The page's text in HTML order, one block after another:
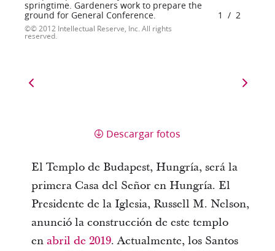
springtime. Gardeners work to prepare the
ground for General Conference.
© 2012 Intellectual Reserve, Inc. All rights
reserved.
1 / 2
Descargar fotos
El Templo de Budapest, Hungría, será la
primera Casa del Señor en Hungría. El
Presidente de la Iglesia, Russell M. Nelson,
anunció la construcción de este templo
en abril de 2019. Actualmente, los Santos